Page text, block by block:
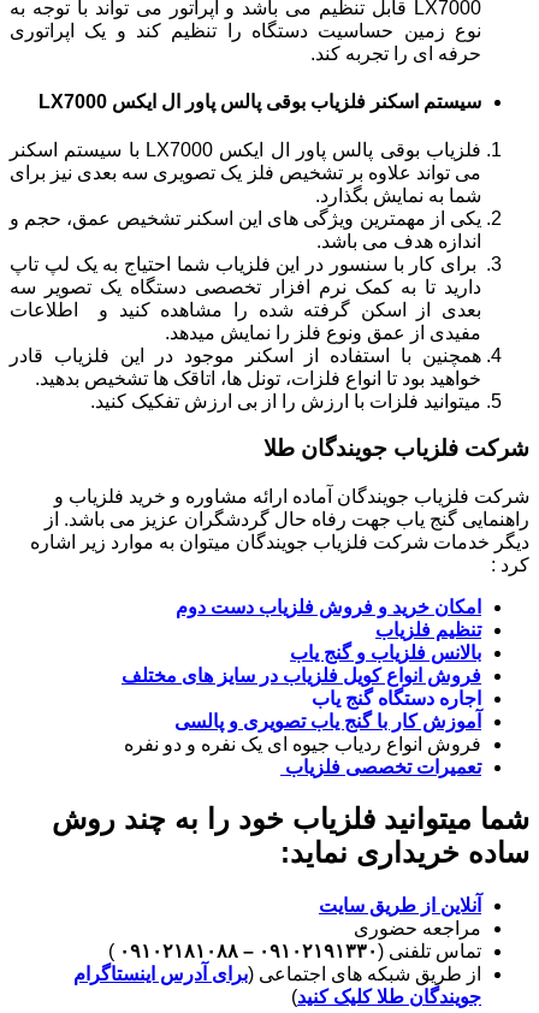
LX7000 قابل تنظیم می باشد و اپراتور می تواند با توجه به
نوع زمین حساسیت دستگاه را تنظیم کند و یک اپراتوری
حرفه ای را تجربه کند.
سیستم اسکنر فلزیاب بوقی پالس پاور ال ایکس LX7000
فلزیاب بوقی پالس پاور ال ایکس LX7000 با سیستم اسکنر
می تواند علاوه بر تشخیص فلز یک تصویری سه بعدی نیز برای
شما به نمایش بگذارد.
یکی از مهمترین ویژگی های این اسکنر تشخیص عمق، حجم و
اندازه هدف می باشد.
برای کار با سنسور در این فلزیاب شما احتیاج به یک لپ تاپ
دارید تا به کمک نرم افزار تخصصی دستگاه یک تصویر سه
بعدی از اسکن گرفته شده را مشاهده کنید و اطلاعات
مفیدی از عمق ونوع فلز را نمایش میدهد.
همچنین با استفاده از اسکنر موجود در این فلزیاب قادر
خواهید بود تا انواع فلزات، تونل ها، اتاقک ها تشخیص بدهید.
میتوانید فلزات با ارزش را از بی ارزش تفکیک کنید.
شرکت فلزیاب جویندگان طلا
شرکت فلزیاب جویندگان آماده ارائه مشاوره و خرید فلزیاب و
راهنمایی گنج یاب جهت رفاه حال گردشگران عزیز می باشد. از
دیگر خدمات شرکت فلزیاب جویندگان میتوان به موارد زیر اشاره
کرد :
امکان خرید و فروش فلزیاب دست دوم
تنظیم فلزیاب
بالانس فلزیاب و گنج یاب
فروش انواع کویل فلزیاب در سایز های مختلف
اجاره دستگاه گنج یاب
آموزش کار با گنج یاب تصویری و پالسی
فروش انواع ردیاب جیوه ای یک نفره و دو نفره
تعمیرات تخصصی فلزیاب
شما میتوانید فلزیاب خود را به چند روش
ساده خریداری نماید:
آنلاین از طریق سایت
مراجعه حضوری
تماس تلفنی (۰۹۱۰۲۱۹۱۳۳۰ – ۰۹۱۰۲۱۸۱۰۸۸
)
از طریق شبکه های اجتماعی (برای آدرس اینستاگرام
جویندگان طلا کلیک کنید)